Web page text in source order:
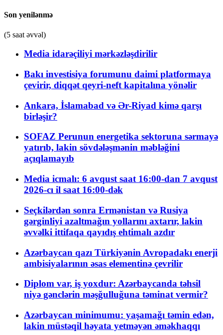
Son yenilənmə
(5 saat əvvəl)
Media idarəçiliyi mərkəzləşdirilir
Bakı investisiya forumunu daimi platformaya
çevirir, diqqət qeyri-neft kapitalına yönəlir
Ankara, İslamabad və Ər-Riyad kimə qarşı
birləşir?
SOFAZ Perunun energetika sektoruna sərmayə
yatırıb, lakin sövdələşmənin məbləğini
açıqlamayıb
Media icmalı: 6 avqust saat 16:00-dan 7 avqust
2026-cı il saat 16:00-dək
Seçkilərdən sonra Ermənistan və Rusiya
gərginliyi azaltmağın yollarını axtarır, lakin
əvvəlki ittifaqa qayıdış ehtimalı azdır
Azərbaycan qazı Türkiyənin Avropadakı enerji
ambisiyalarının əsas elementinə çevrilir
Diplom var, iş yoxdur: Azərbaycanda təhsil
niyə gənclərin məşğulluğuna təminat vermir?
Azərbaycan minimumu: yaşamağı təmin edən,
lakin müstəqil həyata yetməyən əməkhaqqı